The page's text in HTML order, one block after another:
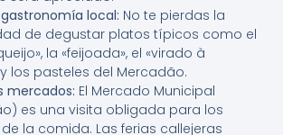
local: No te pierdas la
de degustar platos típicos como el
la «feijoada», el «virado à
los pasteles del Mercadão.
mercados: El Mercado Municipal
es una visita obligada para los
la comida. Las ferias callejeras